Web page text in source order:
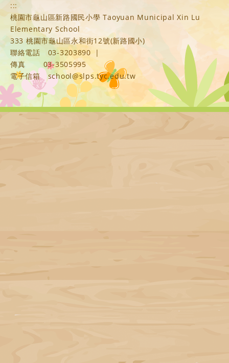
:::
桃園市龜山區新路國民小學 Taoyuan Municipal Xin Lu
Elementary School
333 桃園市龜山區永和街12號(新路國小)
聯絡電話
03-3203890
|
傳真
03-3505995
電子信箱
school@slps.tyc.edu.tw